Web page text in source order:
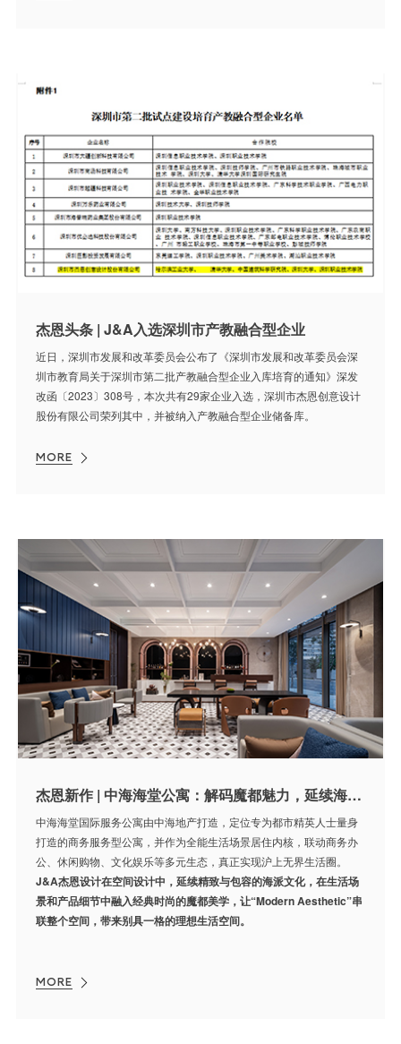
杰恩头条 | J&A入选深圳市产教融合型企业
近日，深圳市发展和改革委员会公布了《深圳市发展和改革委员会深
圳市教育局关于深圳市第二批产教融合型企业入库培育的通知》深发
改函〔2023〕308号，本次共有29家企业入选，深圳市杰恩创意设计
股份有限公司荣列其中，并被纳入产教融合型企业储备库。
MORE
杰恩新作 | 中海海堂公寓：解码魔都魅力，延续海派美学
中海海堂国际服务公寓由中海地产打造，定位专为都市精英人士量身
打造的商务服务型公寓，并作为全能生活场景居住内核，联动商务办
公、休闲购物、文化娱乐等多元生态，真正实现沪上无界生活圈。
J&A杰恩设计在空间设计中，延续精致与包容的海派文化，在生活场
景和产品细节中融入经典时尚的魔都美学，让“Modern Aesthetic”串
联整个空间，带来别具一格的理想生活空间。
MORE